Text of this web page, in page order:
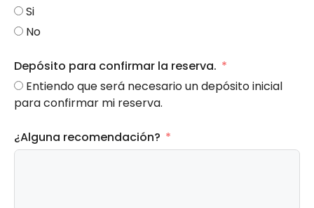
Si
No
Depósito para confirmar la reserva.
Entiendo que será necesario un depósito inicial
para confirmar mi reserva.
¿Alguna recomendación?